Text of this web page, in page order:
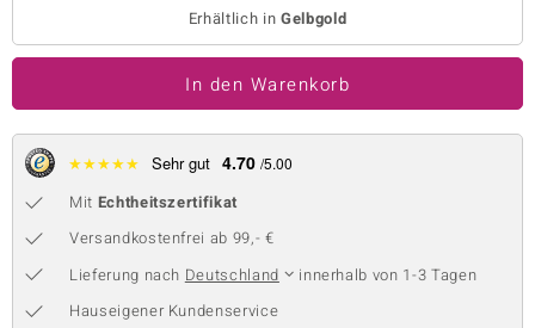
BY DE MELO
Collection
Erhältlich in Gelbgold
In den Warenkorb
★★★★★ Sehr gut 4.70 /5.00
Mit Echtheitszertifikat
Versandkostenfrei ab 99,- €
Lieferung nach Deutschland
innerhalb von 1-3 Tagen
Hauseigener Kundenservice